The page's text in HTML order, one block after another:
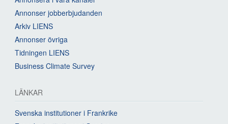
Annonser jobberbjudanden
Arkiv LIENS
Annonser övriga
Tidningen LIENS
Business Climate Survey
LÄNKAR
Svenska institutioner i Frankrike